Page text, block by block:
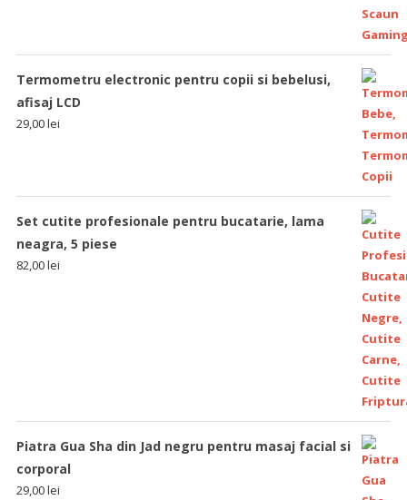
Termometru electronic pentru copii si bebelusi,
afisaj LCD
29,00lei
Set cutite profesionale pentru bucatarie, lama
neagra, 5 piese
82,00lei
Piatra Gua Sha din Jad negru pentru masaj facial si
corporal
29,00lei